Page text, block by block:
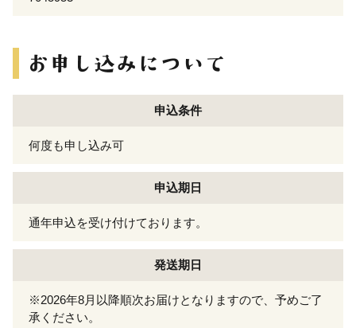
申込条件
何度も申し込み可
申込期日
通年申込を受け付けております。
発送期日
※2026年8月以降順次お届けとなりますので、予めご了
承ください。